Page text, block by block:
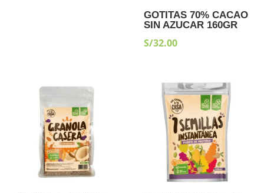
GOTITAS 70% CACAO
SIN AZUCAR 160GR
S/32.00